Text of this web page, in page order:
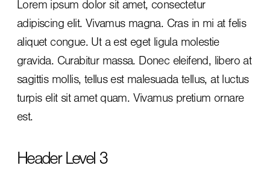
Lorem ipsum dolor sit amet, consectetur
adipiscing elit. Vivamus magna. Cras in mi at felis
aliquet congue. Ut a est eget ligula molestie
gravida. Curabitur massa. Donec eleifend, libero at
sagittis mollis, tellus est malesuada tellus, at luctus
turpis elit sit amet quam. Vivamus pretium ornare
est.
Header Level 3